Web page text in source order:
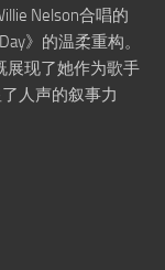
Nelson合唱的
》的温柔重构。
展现了她作为歌手
人声的叙事力